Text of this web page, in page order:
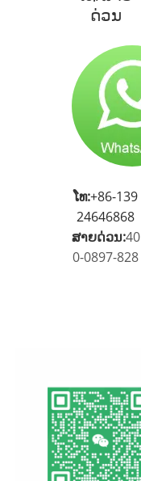
ດ່ວນ
ໂທ:+86-139
24646868
ສາຍດ່ວນ:40
0-0897-828